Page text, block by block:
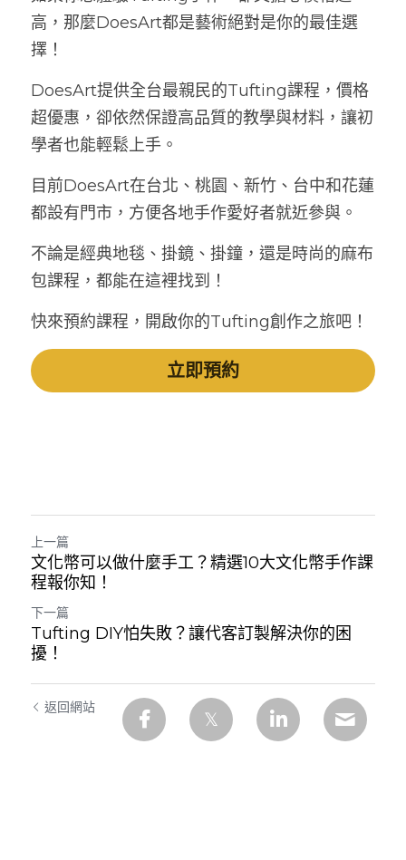
高，那麼DoesArt都是藝術絕對是你的最佳選
擇！
DoesArt提供全台最親民的Tufting課程，價格
超優惠，卻依然保證高品質的教學與材料，讓初
學者也能輕鬆上手。
目前DoesArt在台北、桃園、新竹、台中和花蓮
都設有門市，方便各地手作愛好者就近參與。
不論是經典地毯、掛鏡、掛鐘，還是時尚的麻布
包課程，都能在這裡找到！
快來預約課程，開啟你的Tufting創作之旅吧！
立即預約
上一篇
文化幣可以做什麼手工？精選10大文化幣手作課
程報你知！
下一篇
Tufting DIY怕失敗？讓代客訂製解決你的困
擾！
返回網站